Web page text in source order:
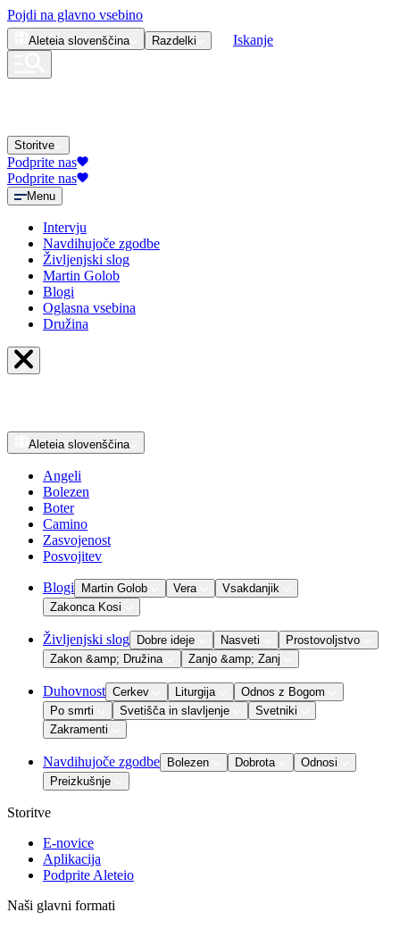
Pojdi na glavno vsebino
Aleteia slovenščina Razdelki Iskanje
Storitve
Podprite nas
Podprite nas
Menu
Intervju
Navdihujoče zgodbe
Življenjski slog
Martin Golob
Blogi
Oglasna vsebina
Družina
Aleteia slovenščina
Angeli
Bolezen
Boter
Camino
Zasvojenost
Posvojitev
Blogi Martin Golob Vera
Vsakdanjik
Zakonca Kosi
Življenjski slog Dobre ideje Nasveti
Prostovoljstvo
Zakon &amp; Družina
Zanjo &amp; Zanj
Duhovnost Cerkev Liturgija
Odnos z Bogom
Po smrti
Svetišča in slavljenje
Svetniki
Zakramenti
Navdihujoče zgodbe Bolezen Dobrota
Odnosi
Preizkušnje
Storitve
E-novice
Aplikacija
Podprite Aleteio
Naši glavni formati